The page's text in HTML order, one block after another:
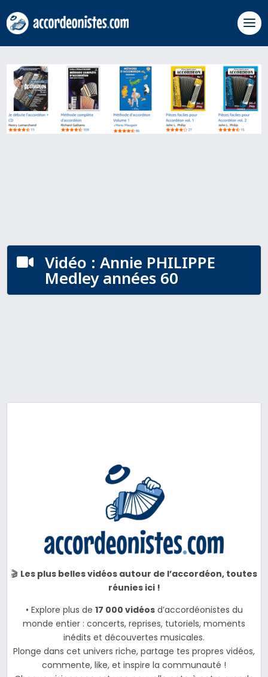
 Vidéo : Annie PHILIPPE
Medley années 60
🎬 Les plus belles vidéos autour de l’accordéon, toutes
réunies ici !
• Explore plus de 17 000 vidéosd’accordéonistes du
monde entier : concerts, reprises, tutoriels, moments
inédits et découvertes musicales.
Plonge dans cet univers riche, partage tes propres vidéos,
commente, like, et inspire la communauté !